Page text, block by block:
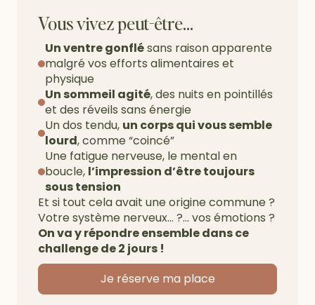
Vous vivez peut-être…
Un ventre gonflésans raison apparente
malgré vos efforts alimentaires et
physique
Un sommeil agité, des nuits en pointillés
et des réveils sans énergie
Un dos tendu, un corps qui vous semble
lourd, comme “coincé”
Une fatigue nerveuse, le mental en
boucle, l’impression d’être toujours
sous tension
Et si tout cela avait une origine commune ?
Votre système nerveux... ?… vos émotions ?
On va y répondre ensemble dans ce
challenge de 2 jours !
Je réserve ma place